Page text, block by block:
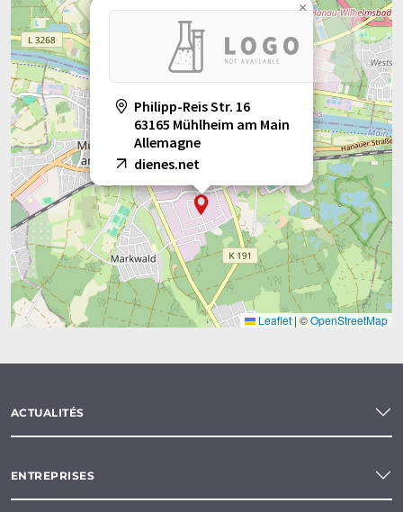
Philipp-Reis Str. 16
63165 Mühlheim am Main
Allemagne
dienes.net
×
Leaflet | ©OpenStreetMap
ACTUALITÉS
ENTREPRISES